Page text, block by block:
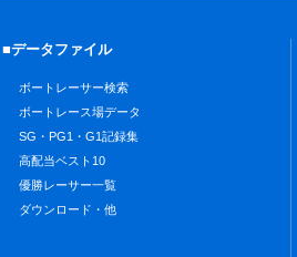
■データファイル
ボートレーサー検索
ボートレース場データ
SG・PG1・G1記録集
高配当ベスト10
優勝レーサー一覧
ダウンロード・他